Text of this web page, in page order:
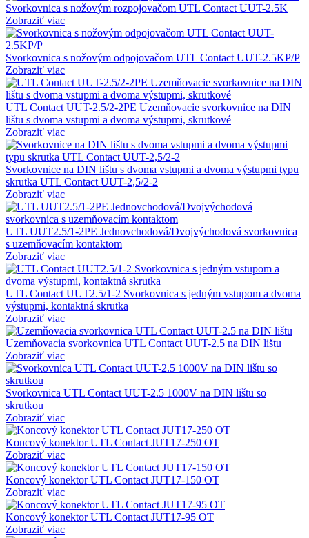
Svorkovnica s nožovým rozpojovačom UTL Contact UUT-2.5K
Zobraziť viac
Svorkovnica s nožovým odpojovačom UTL Contact UUT-2.5KP/P
Zobraziť viac
UTL Contact UUT-2.5/2-2PE Uzemňovacie svorkovnice na DIN
lištu s dvoma vstupmi a dvoma výstupmi, skrutkové
Zobraziť viac
Svorkovnice na DIN lištu s dvoma vstupmi a dvoma výstupmi typu
skrutka UTL Contact UUT-2,5/2-2
Zobraziť viac
UTL UUT2.5/1-2PE Jednovchodová/Dvojvýchodová svorkovnica
s uzemňovacím kontaktom
Zobraziť viac
UTL Contact UUT2.5/1-2 Svorkovnica s jedným vstupom a dvoma
výstupmi, kontaktná skrutka
Zobraziť viac
Uzemňovacia svorkovnica UTL Contact UUT-2.5 na DIN lištu
Zobraziť viac
Svorkovnica UTL Contact UUT-2.5 1000V na DIN lištu so
skrutkou
Zobraziť viac
Koncový konektor UTL Contact JUT17-250 OT
Zobraziť viac
Koncový konektor UTL Contact JUT17-150 OT
Zobraziť viac
Koncový konektor UTL Contact JUT17-95 OT
Zobraziť viac